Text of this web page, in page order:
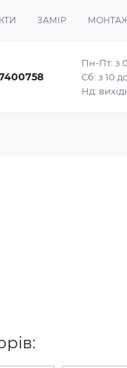
ЗАМІР
Пн-Пт: з
Сб: з 10
Нд: